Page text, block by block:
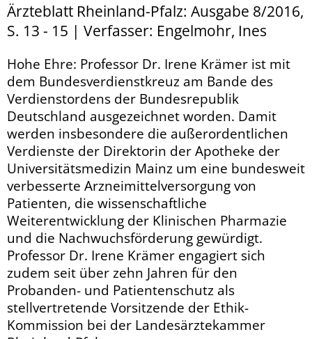
Ärzteblatt Rheinland-Pfalz: Ausgabe 8/2016,
S. 13 - 15 | Verfasser: Engelmohr, Ines
Hohe Ehre: Professor Dr. Irene Krämer ist mit
dem Bundesverdienstkreuz am Bande des
Verdienstordens der Bundesrepublik
Deutschland ausgezeichnet worden. Damit
werden insbesondere die außerordentlichen
Verdienste der Direktorin der Apotheke der
Universitätsmedizin Mainz um eine bundesweit
verbesserte Arzneimittelversorgung von
Patienten, die wissenschaftliche
Weiterentwicklung der Klinischen Pharmazie
und die Nachwuchsförderung gewürdigt.
Professor Dr. Irene Krämer engagiert sich
zudem seit über zehn Jahren für den
Probanden- und Patientenschutz als
stellvertretende Vorsitzende der Ethik-
Kommission bei der Landesärztekammer